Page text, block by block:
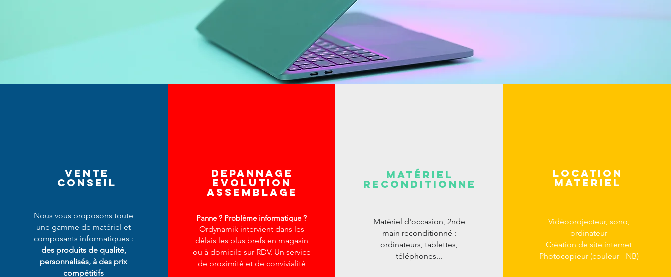
vente
conseil
Nous vous proposons toute
une gamme de matériel et
composants informatiques :
des produits de qualité,
personnalisés, à des prix
compétitifs
depannage
evolution
assemblage
Panne ? Problème informatique ?
​Ordynamik intervient dans les
délais les plus brefs en magasin
ou à domicile sur RDV. Un service
de proximité et de convivialité
MATÉRIEL
RECONDITIONNE
Matériel d'occasion, 2nde
main reconditionné :
ordinateurs, tablettes,
téléphones...
location
materiel
Vidéoprojecteur, sono,
ordinateur
Création de site internet
Photocopieur (couleur - NB)